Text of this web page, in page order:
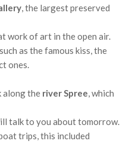
, the largest preserved
work of art in the open air.
as the famous kiss, the
ones.
along the river Spree, which
talk to you about tomorrow.
trips, this included